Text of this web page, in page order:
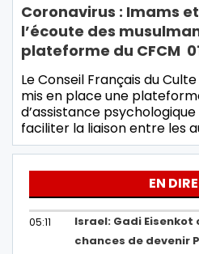
Coronavirus : Imams
l’écoute des
plateforme du CFCM
Le Conseil Français du
mis en place une
d’assistance
faciliter la liaison entre les
EN
05:11
Israel: Gadi
chances de devenir